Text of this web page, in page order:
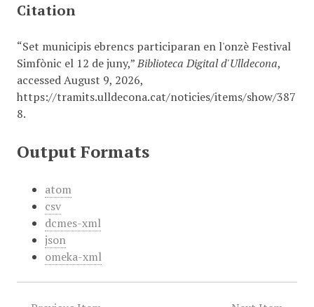
Citation
“Set municipis ebrencs participaran en l'onzè Festival
Simfònic el 12 de juny,”Biblioteca Digital d'Ulldecona,
accessed August 9, 2026,
https://tramits.ulldecona.cat/noticies/items/show/387
8.
Output Formats
atom
csv
dcmes-xml
json
omeka-xml